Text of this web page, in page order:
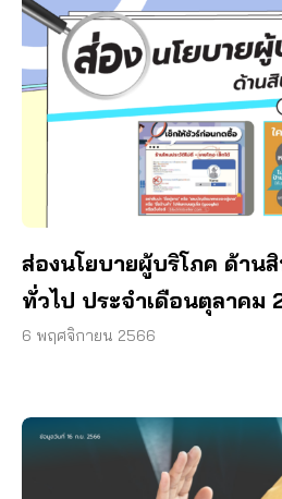
ส่องนโยบายผู้บริโภค ด้าน
ทั่วไป ประจำเดือนตุลาคม
6 พฤศจิกายน 2566